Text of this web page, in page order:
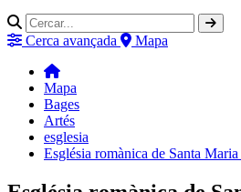
Cerca avançada Mapa
Mapa
Bages
Artés
esglesia
Església romànica de Santa Maria